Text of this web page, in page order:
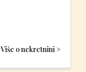
Više o nekretnini >